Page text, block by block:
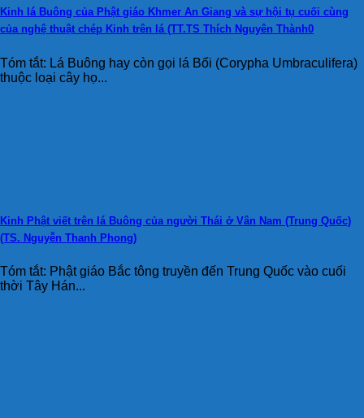
Kinh lá Buông của Phật giáo Khmer An Giang và sự hội tụ cuối cùng
của nghệ thuật chép Kinh trên lá (TT.TS Thích Nguyên Thành0
Tóm tắt: Lá Buông hay còn gọi lá Bối (Corypha Umbraculifera)
thuộc loại cây họ...
Kinh Phật viết trên lá Buông của người Thái ở Vân Nam (Trung Quốc)
(TS. Nguyễn Thanh Phong)
Tóm tắt: Phật giáo Bắc tông truyền đến Trung Quốc vào cuối
thời Tây Hán...